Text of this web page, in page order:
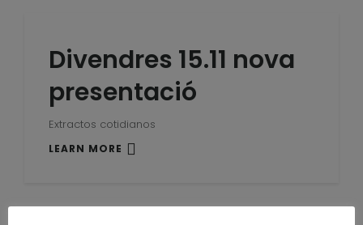
Divendres 15.11 nova
presentació
Extractos cotidianos
LEARN MORE